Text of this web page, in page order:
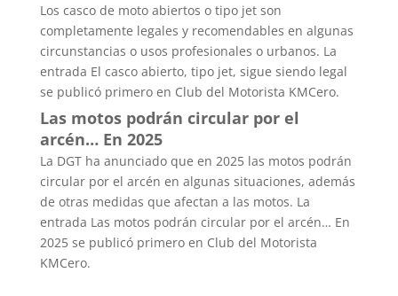
Los casco de moto abiertos o tipo jet son
completamente legales y recomendables en algunas
circunstancias o usos profesionales o urbanos. La
entrada El casco abierto, tipo jet, sigue siendo legal
se publicó primero en Club del Motorista KMCero.
Las motos podrán circular por el
arcén… En 2025
La DGT ha anunciado que en 2025 las motos podrán
circular por el arcén en algunas situaciones, además
de otras medidas que afectan a las motos. La
entrada Las motos podrán circular por el arcén… En
2025 se publicó primero en Club del Motorista
KMCero.